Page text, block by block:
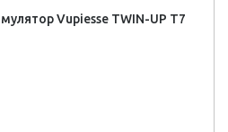
Vupiesse TWIN-UP T7